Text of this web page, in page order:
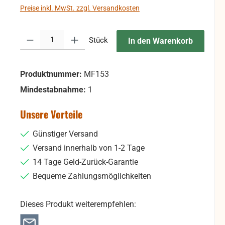
Preise inkl. MwSt. zzgl. Versandkosten
Produkt Anzahl: Gib den gewünschten Wert ein oder benutze
Stück In den Warenkorb
Produktnummer: MF153
Mindestabnahme: 1
Unsere Vorteile
Günstiger Versand
Versand innerhalb von 1-2 Tage
14 Tage Geld-Zurück-Garantie
Bequeme Zahlungsmöglichkeiten
Dieses Produkt weiterempfehlen: